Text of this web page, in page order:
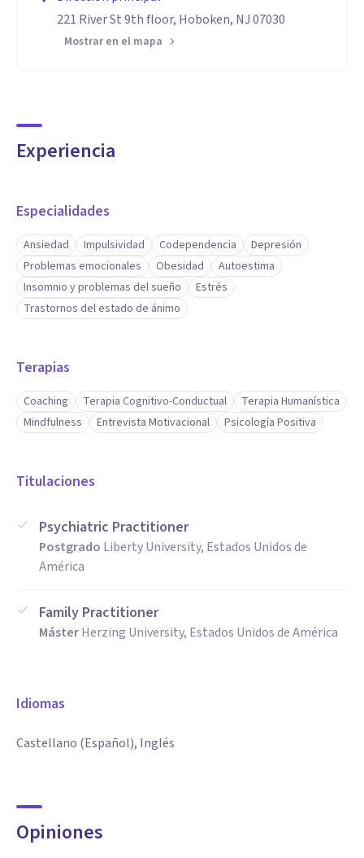
221 River St 9th floor, Hoboken, NJ 07030
Mostrar en el mapa
Experiencia
Especialidades
Ansiedad Impulsividad Codependencia
Depresión
Problemas emocionales
Obesidad
Autoestima
Insomnio y problemas del sueño
Estrés
Trastornos del estado de ánimo
Terapias
Coaching Terapia Cognitivo-Conductual
Terapia Humanística
Mindfulness
Entrevista Motivacional Psicología Positiva
Titulaciones
Psychiatric Practitioner
Postgrado Liberty University, Estados Unidos de
América
Family Practitioner
MásterHerzing University, Estados Unidos de América
Idiomas
Castellano (Español), Inglés
Opiniones